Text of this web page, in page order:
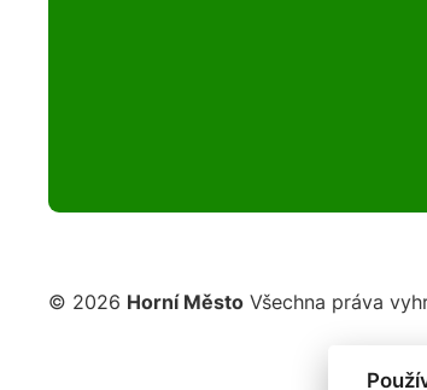
© 2026 Horní Město Všechna práva